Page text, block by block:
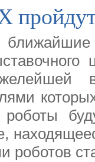
роботы
роботов